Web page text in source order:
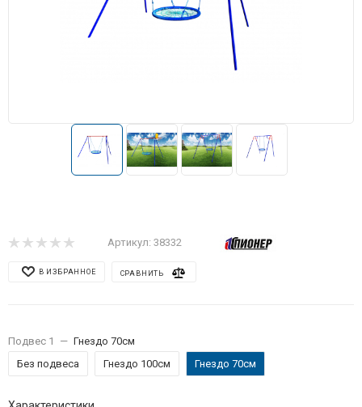
Артикул: 38332
В ИЗБРАННОЕ СРАВНИТЬ
Подвес 1 — Гнездо 70см
Без подвеса
Гнездо 100см Гнездо 70см